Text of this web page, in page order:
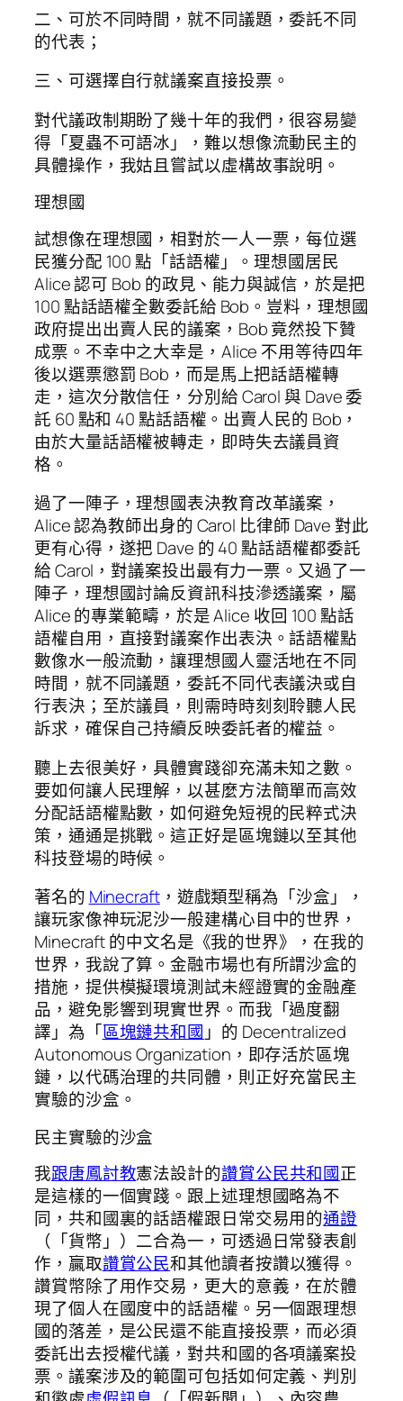
二、可於不同時間，就不同議題，委託不同
的代表；
三、可選擇自行就議案直接投票。
對代議政制期盼了幾十年的我們，很容易變
得「夏蟲不可語冰」，難以想像流動民主的
具體操作，我姑且嘗試以虛構故事說明。
理想國
試想像在理想國，相對於一人一票，每位選
民獲分配 100 點「話語權」。理想國居民
Alice 認可 Bob 的政見、能力與誠信，於是把
100 點話語權全數委託給 Bob。豈料，理想國
政府提出出賣人民的議案，Bob 竟然投下贊
成票。不幸中之大幸是，Alice 不用等待四年
後以選票懲罰 Bob，而是馬上把話語權轉
走，這次分散信任，分別給 Carol 與 Dave 委
託 60 點和 40 點話語權。出賣人民的 Bob，
由於大量話語權被轉走，即時失去議員資
格。
過了一陣子，理想國表決教育改革議案，
Alice 認為教師出身的 Carol 比律師 Dave 對此
更有心得，遂把 Dave 的 40 點話語權都委託
給 Carol，對議案投出最有力一票。又過了一
陣子，理想國討論反資訊科技滲透議案，屬
Alice 的專業範疇，於是 Alice 收回 100 點話
語權自用，直接對議案作出表決。話語權點
數像水一般流動，讓理想國人靈活地在不同
時間，就不同議題，委託不同代表議決或自
行表決；至於議員，則需時時刻刻聆聽人民
訴求，確保自己持續反映委託者的權益。
聽上去很美好，具體實踐卻充滿未知之數。
要如何讓人民理解，以甚麼方法簡單而高效
分配話語權點數，如何避免短視的民粹式決
策，通通是挑戰。這正好是區塊鏈以至其他
科技登場的時候。
著名的 Minecraft，遊戲類型稱為「沙盒」，
讓玩家像神玩泥沙一般建構心目中的世界，
Minecraft 的中文名是《我的世界》，在我的
世界，我說了算。金融市場也有所謂沙盒的
措施，提供模擬環境測試未經證實的金融產
品，避免影響到現實世界。而我「過度翻
譯」為「區塊鏈共和國 」的 Decentralized
Autonomous Organization，即存活於區塊
鏈，以代碼治理的共同體，則正好充當民主
實驗的沙盒。
民主實驗的沙盒
我跟唐鳳討教憲法設計的讚賞公民共和國正
是這樣的一個實踐。跟上述理想國略為不
同，共和國裏的話語權跟日常交易用的通證
（「貨幣」）二合為一，可透過日常發表創
作，贏取讚賞公民和其他讀者按讚以獲得。
讚賞幣除了用作交易，更大的意義，在於體
現了個人在國度中的話語權。另一個跟理想
國的落差，是公民還不能直接投票，而必須
委託出去授權代議，對共和國的各項議案投
票。議案涉及的範圍可包括如何定義、判別